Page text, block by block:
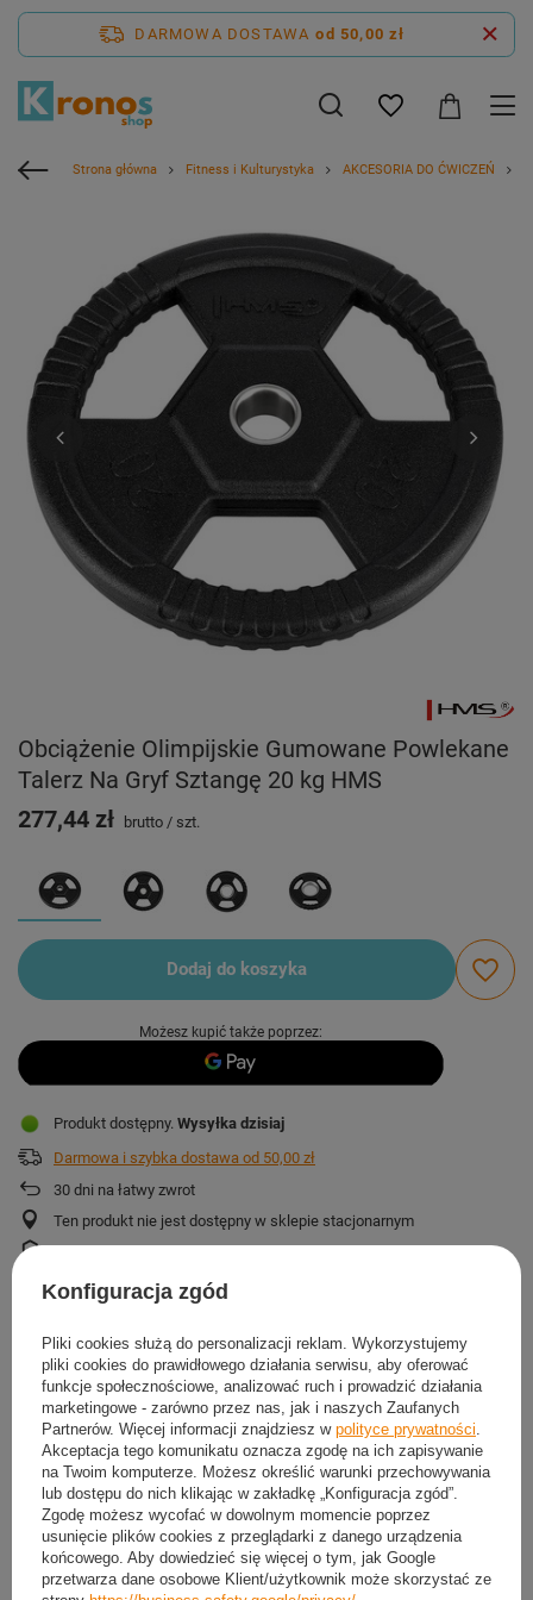
DARMOWA DOSTAWA od 50,00 zł
Strona główna Fitness i Kulturystyka AKCESORIA DO ĆWICZEŃ
Obciążenie Olimpijskie Gumowane Powlekane
Talerz Na Gryf Sztangę 20 kg HMS
277,44 zł brutto / szt.
Dodaj do koszyka
Możesz kupić także poprzez:
Produkt dostępny Wysyłka dzisiaj
Darmowa i szybka dostawa od 50,00 zł
30 dni na łatwy zwrot
Ten produkt nie jest dostępny w sklepie stacjonarnym
Bezpieczne zakupy
OSZCZĘDŹ KUPUJĄC WIĘCEJ
Konfiguracja zgód
Pliki cookies służą do personalizacji reklam. Wykorzystujemy
pliki cookies do prawidłowego działania serwisu, aby oferować
funkcje społecznościowe, analizować ruch i prowadzić działania
marketingowe - zarówno przez nas, jak i naszych Zaufanych
Partnerów. Więcej informacji znajdziesz w polityce prywatności
Akceptacja tego komunikatu oznacza zgodę na ich zapisywanie
na Twoim komputerze. Możesz określić warunki przechowywania
lub dostępu do nich klikając w zakładkę „Konfiguracja zgód”.
Zgodę możesz wycofać w dowolnym momencie poprzez
usunięcie plików cookies z przeglądarki z danego urządzenia
końcowego. Aby dowiedzieć się więcej o tym, jak Google
przetwarza dane osobowe Klient/użytkownik może skorzystać ze